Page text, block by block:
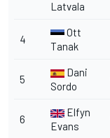
Latvala
4
Ott
Tanak
5
Dani
Sordo
6
Elfyn
Evans